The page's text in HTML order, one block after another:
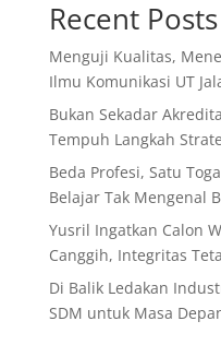
Recent Posts
Menguji Kualitas,
Ilmu Komunikasi UT
Bukan Sekadar
Tempuh Langkah
Beda Profesi, Satu
Belajar Tak Mengenal
Yusril Ingatkan Calon
Canggih, Integritas
Di Balik Ledakan
SDM untuk Masa